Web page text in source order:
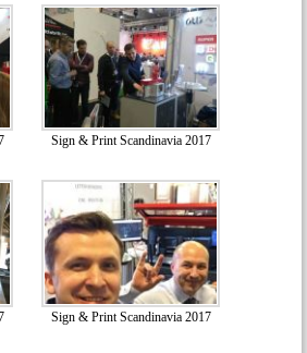
Sign & Print Scandinavia 2017
Sign & Print Scandinavia 2017